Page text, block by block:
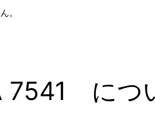
。
7541 につ